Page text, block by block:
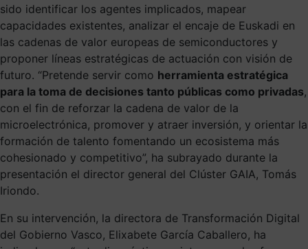
sido identificar los agentes implicados, mapear
capacidades existentes, analizar el encaje de Euskadi en
las cadenas de valor europeas de semiconductores y
proponer líneas estratégicas de actuación con visión de
futuro. “Pretende servir como herramienta estratégica
para la toma de decisiones tanto públicas como privadas,
con el fin de reforzar la cadena de valor de la
microelectrónica, promover y atraer inversión, y orientar la
formación de talento fomentando un ecosistema más
cohesionado y competitivo”, ha subrayado durante la
presentación el director general del Clúster GAIA, Tomás
Iriondo.
En su intervención, la directora de Transformación Digital
del Gobierno Vasco, Elixabete García Caballero, ha